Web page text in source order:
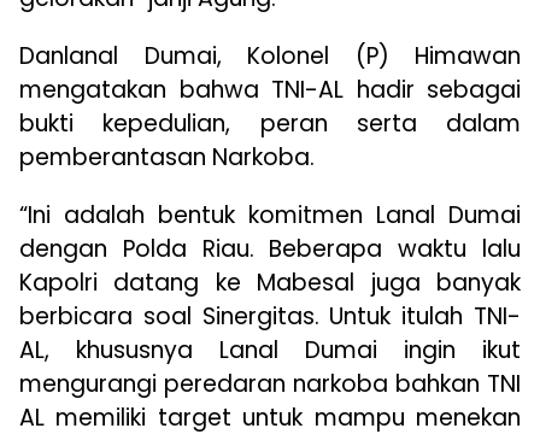
Danlanal Dumai, Kolonel (P) Himawan
mengatakan bahwa TNI-AL hadir sebagai
bukti kepedulian, peran serta dalam
pemberantasan Narkoba.
“Ini adalah bentuk komitmen Lanal Dumai
dengan Polda Riau. Beberapa waktu lalu
Kapolri datang ke Mabesal juga banyak
berbicara soal Sinergitas. Untuk itulah TNI-
AL, khususnya Lanal Dumai ingin ikut
mengurangi peredaran narkoba bahkan TNI
AL memiliki target untuk mampu menekan